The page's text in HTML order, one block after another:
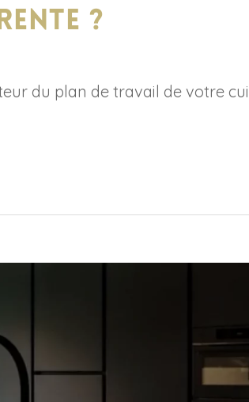
?
du plan de travail de votre